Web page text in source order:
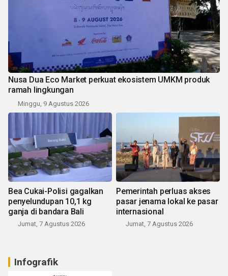
Nusa Dua Eco Market perkuat ekosistem UMKM produk
ramah lingkungan
Minggu, 9 Agustus 2026
Bea Cukai-Polisi gagalkan
penyelundupan 10,1 kg
ganja di bandara Bali
Jumat, 7 Agustus 2026
Pemerintah perluas akses
pasar jenama lokal ke pasar
internasional
Jumat, 7 Agustus 2026
Infografik